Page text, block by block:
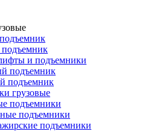
и подъемники
подъемник
подъемник
грузовые
подъемники
подъемники
подъемники